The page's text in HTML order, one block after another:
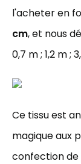
l'acheter en
cm, et nous
0,7 m ; 1,2 m ;
Ce tissu est
magique aux
confection de